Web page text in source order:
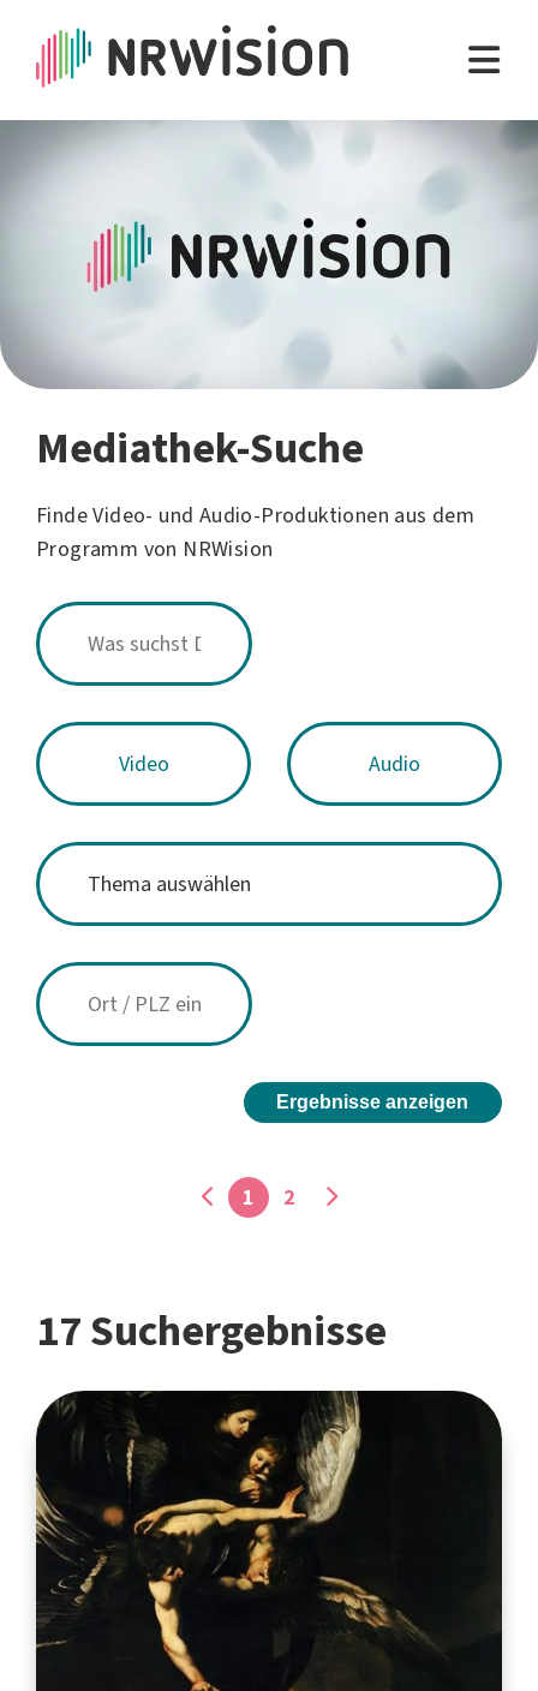
Mediathek-Suche
Finde Video- und Audio-Produktionen aus dem
Programm von NRWision
Video Audio
Ergebnisse anzeigen
1 2
17 Suchergebnisse